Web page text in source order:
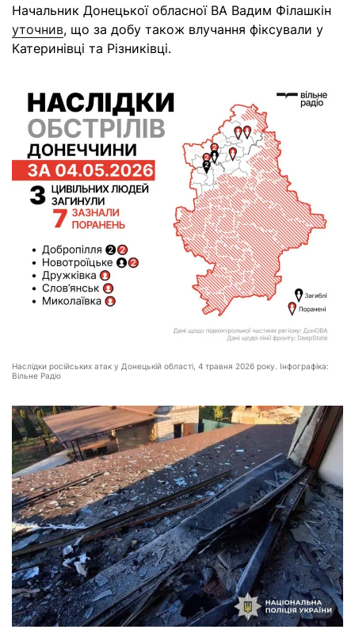
Начальник Донецької обласної ВА Вадим Філашкін
уточнив, що за добу також влучання фіксували у
Катеринівці та Різниківці.
Наслідки російських атак у Донецькій області, 4 травня 2026 року. Інфографіка:
Вільне Радіо